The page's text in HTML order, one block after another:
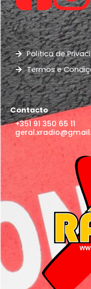
Política de
Termos e
Contacto
+351 91 350 65 11